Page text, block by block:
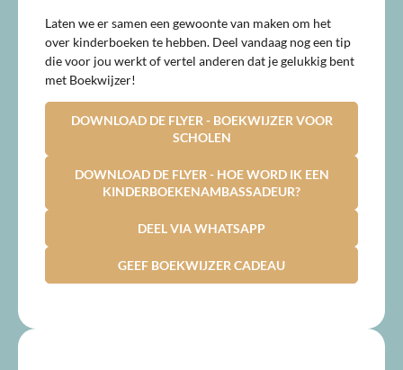
Laten we er samen een gewoonte van maken om het
over kinderboeken te hebben. Deel vandaag nog een tip
die voor jou werkt of vertel anderen dat je gelukkig bent
met Boekwijzer!
DOWNLOAD DE FLYER - BOEKWIJZER VOOR
SCHOLEN
DOWNLOAD DE FLYER - HOE WORD IK EEN
KINDERBOEKENAMBASSADEUR?
DEEL VIA WHATSAPP
GEEF BOEKWIJZER CADEAU